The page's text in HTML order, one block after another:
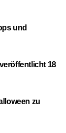
und
18
zu